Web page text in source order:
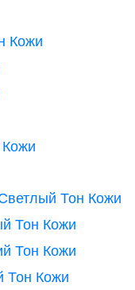
Кожи
Тон Кожи
Тон Кожи
Тон Кожи
Тон Кожи